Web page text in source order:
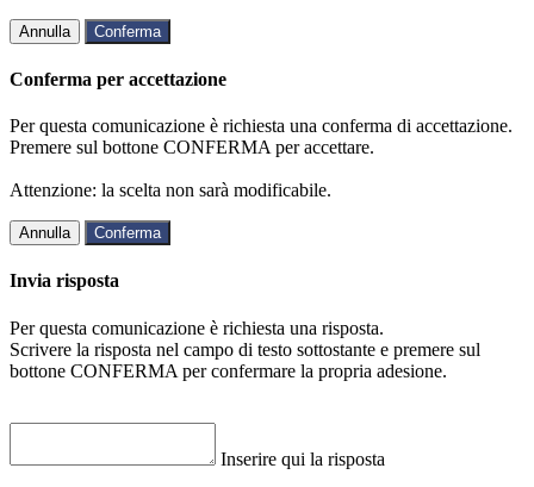
Annulla Conferma
Conferma per accettazione
Per questa comunicazione è richiesta una conferma di accettazione.
Premere sul bottone CONFERMA per accettare.
Attenzione: la scelta non sarà modificabile.
Annulla Conferma
Invia risposta
Per questa comunicazione è richiesta una risposta.
Scrivere la risposta nel campo di testo sottostante e premere sul
bottone CONFERMA per confermare la propria adesione.
Inserire qui la risposta